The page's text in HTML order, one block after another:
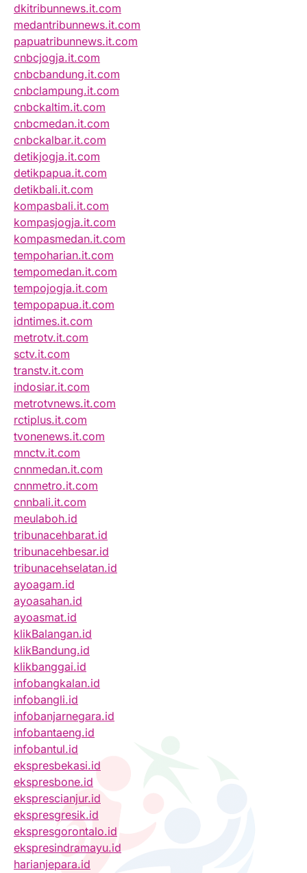
dkitribunnews.it.com
medantribunnews.it.com
papuatribunnews.it.com
cnbcjogja.it.com
cnbcbandung.it.com
cnbclampung.it.com
cnbckaltim.it.com
cnbcmedan.it.com
cnbckalbar.it.com
detikjogja.it.com
detikpapua.it.com
detikbali.it.com
kompasbali.it.com
kompasjogja.it.com
kompasmedan.it.com
tempoharian.it.com
tempomedan.it.com
tempojogja.it.com
tempopapua.it.com
idntimes.it.com
metrotv.it.com
sctv.it.com
transtv.it.com
indosiar.it.com
metrotvnews.it.com
rctiplus.it.com
tvonenews.it.com
mnctv.it.com
cnnmedan.it.com
cnnmetro.it.com
cnnbali.it.com
meulaboh.id
tribunacehbarat.id
tribunacehbesar.id
tribunacehselatan.id
ayoagam.id
ayoasahan.id
ayoasmat.id
klikBalangan.id
klikBandung.id
klikbanggai.id
infobangkalan.id
infobangli.id
infobanjarnegara.id
infobantaeng.id
infobantul.id
ekspresbekasi.id
ekspresbone.id
eksprescianjur.id
ekspresgresik.id
ekspresgorontalo.id
ekspresindramayu.id
harianjepara.id